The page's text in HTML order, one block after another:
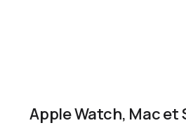
Apple Watch, Mac et